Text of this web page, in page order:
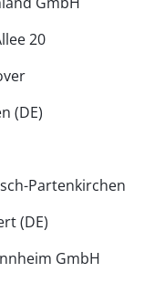
20
(DE)
Partenkirchen
(DE)
GmbH